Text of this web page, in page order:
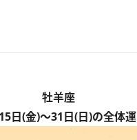
牡羊座
日(金)～31日(日)の全体運